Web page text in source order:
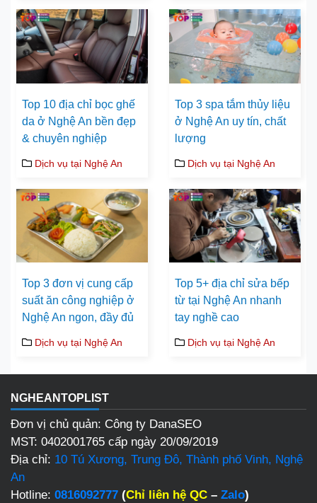
Top 10 địa chỉ bọc ghế
da ở Nghệ An bền đẹp
& chuyên nghiệp
Dịch vụ tại Nghệ An
Top 3 spa tắm thủy liệu
ở Nghệ An uy tín, chất
lượng
Dịch vụ tại Nghệ An
Top 3 đơn vị cung cấp
suất ăn công nghiệp ở
Nghệ An ngon, đầy đủ
Dịch vụ tại Nghệ An
Top 5+ địa chỉ sửa bếp
từ tại Nghệ An nhanh
tay nghề cao
Dịch vụ tại Nghệ An
NGHEANTOPLIST
Đơn vị chủ quản: Công ty DanaSEO
MST: 0402001765 cấp ngày 20/09/2019
Địa chỉ: 10 Tú Xương, Trung Đô, Thành phố Vinh, Nghệ
An
Hotline: 0816092777 (Chỉ liên hệ QC – Zalo)